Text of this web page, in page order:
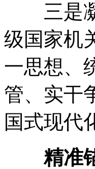
三是凝
级国家机
一思想、
管、实干
国式现代
精准